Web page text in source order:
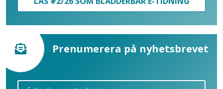
Prenumerera på nyhetsbrevet